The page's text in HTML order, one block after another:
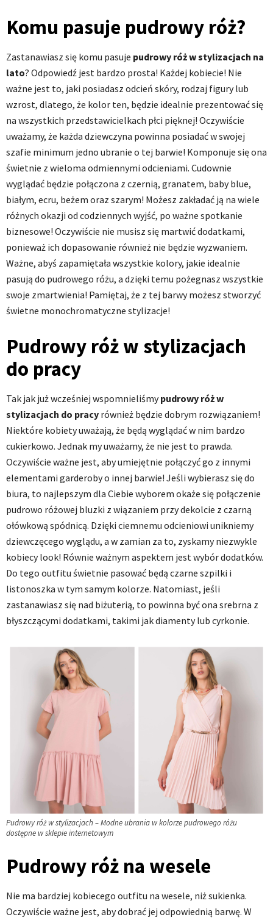
Komu pasuje pudrowy róż?
Zastanawiasz się komu pasuje pudrowy róż w stylizacjach na
lato? Odpowiedź jest bardzo prosta! Każdej kobiecie! Nie
ważne jest to, jaki posiadasz odcień skóry, rodzaj figury lub
wzrost, dlatego, że kolor ten, będzie idealnie prezentować się
na wszystkich przedstawicielkach płci pięknej! Oczywiście
uważamy, że każda dziewczyna powinna posiadać w swojej
szafie minimum jedno ubranie o tej barwie! Komponuje się ona
świetnie z wieloma odmiennymi odcieniami. Cudownie
wyglądać będzie połączona z czernią, granatem, baby blue,
białym, ecru, beżem oraz szarym! Możesz zakładać ją na wiele
różnych okazji od codziennych wyjść, po ważne spotkanie
biznesowe! Oczywiście nie musisz się martwić dodatkami,
ponieważ ich dopasowanie również nie będzie wyzwaniem.
Ważne, abyś zapamiętała wszystkie kolory, jakie idealnie
pasują do pudrowego różu, a dzięki temu pożegnasz wszystkie
swoje zmartwienia! Pamiętaj, że z tej barwy możesz stworzyć
świetne monochromatyczne stylizacje!
Pudrowy róż w stylizacjach
do pracy
Tak jak już wcześniej wspomnieliśmypudrowy róż w
stylizacjach do pracy również będzie dobrym rozwiązaniem!
Niektóre kobiety uważają, że będą wyglądać w nim bardzo
cukierkowo. Jednak my uważamy, że nie jest to prawda.
Oczywiście ważne jest, aby umiejętnie połączyć go z innymi
elementami garderoby o innej barwie! Jeśli wybierasz się do
biura, to najlepszym dla Ciebie wyborem okaże się połączenie
pudrowo różowej bluzki z wiązaniem przy dekolcie z czarną
ołówkową spódnicą. Dzięki ciemnemu odcieniowi unikniemy
dziewczęcego wyglądu, a w zamian za to, zyskamy niezwykle
kobiecy look! Równie ważnym aspektem jest wybór dodatków.
Do tego outfitu świetnie pasować będą czarne szpilki i
listonoszka w tym samym kolorze. Natomiast, jeśli
zastanawiasz się nad biżuterią, to powinna być ona srebrna z
błyszczącymi dodatkami, takimi jak diamenty lub cyrkonie.
Pudrowy róż w stylizacjach – Modne ubrania w kolorze pudrowego różu
dostępne w sklepie internetowym
Pudrowy róż na wesele
Nie ma bardziej kobiecego outfitu na wesele, niż sukienka.
Oczywiście ważne jest, aby dobrać jej odpowiednią barwę. W